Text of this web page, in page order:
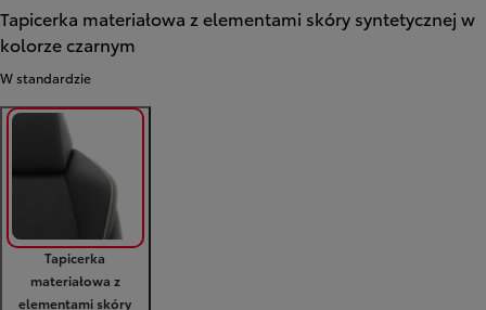
Tapicerka materiałowa z elementami skóry syntetycznej w
kolorze czarnym
W standardzie
Tapicerka
materiałowa z
elementami skóry